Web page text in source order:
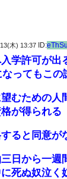
木) 13:37 ID:
学許可が出
ってもこ
むための人
が得られる
ると同意が
日から一週
死ぬ奴泣く